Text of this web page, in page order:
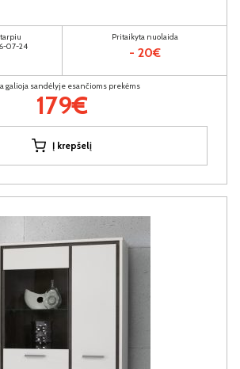
07-24
Pritaikyta nuolaida
- 20€
galioja sandėlyje esančioms prekėms
179€
Į krepšelį